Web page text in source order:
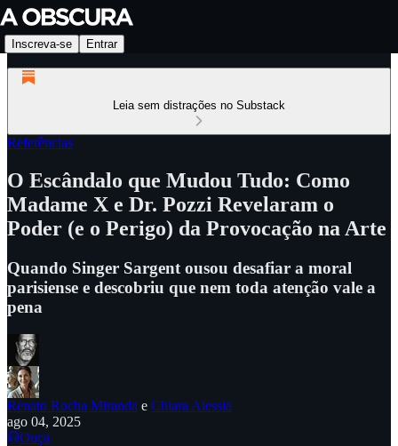
Inscreva-se Entrar
Leia sem distrações no Substack
Referências
O Escândalo que Mudou Tudo: Como
Madame X e Dr. Pozzi Revelaram o
Poder (e o Perigo) da Provocação na Arte
Quando Singer Sargent ousou desafiar a moral
parisiense e descobriu que nem toda atenção vale a
pena
Renato Rocha Miranda e Chiara Alessia
ago 04, 2025
Ouça